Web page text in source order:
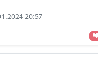
20:57